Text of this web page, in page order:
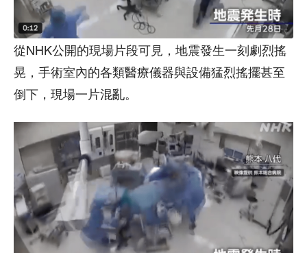
從NHK公開的現場片段可見，地震發生一刻劇烈搖
晃，手術室內的各類醫療儀器與設備猛烈搖擺甚至
倒下，現場一片混亂。